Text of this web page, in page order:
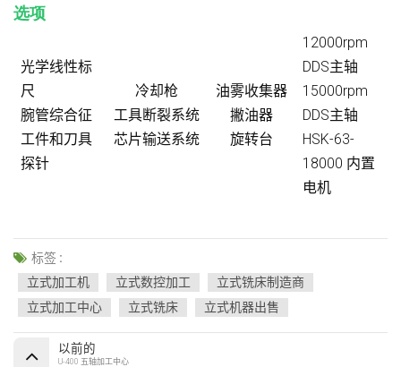
选项
光学线性标
尺
腕管综合征
工件和刀具
探针
冷却枪
工具断裂系统
芯片输送系统
油雾收集器
撇油器
旋转台
12000rpm
DDS主轴
15000rpm
DDS主轴
HSK-63-
18000 内置
电机
标签 :
立式加工机
立式数控加工
立式铣床制造商
立式加工中心
立式铣床 立式机器出售
以前的
U-400 五轴加工中心